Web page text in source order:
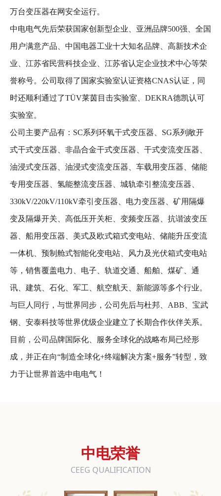
万台变压器在网安全运行。
中电电气先后荣获国家创新型企业、亚洲品牌500强、全国
用户满意产品、中国电器工业十大知名品牌、高新技术企
业、江苏省民营科技企业、江苏省认定企业技术中心等荣
誉称号。公司取得了国家实验室认证资格CNAS认证，同
时还顺利通过了TÜV莱茵目击实验室、DEKRA德凯认可
实验室。
公司主要产品有：SC系列环氧干式变压器、SG系列敞开
式干式变压器、非晶合金干式变压器、干式变流变压器、
油浸式变压器、油浸式变流变压器、车载用变压器、储能
专用变压器、氢能整流变压器、城轨牵引整流变压器、
330kV/220kV/110kV牵引变压器、电力变压器、矿用隔爆
变及隔爆开关、高低压开关柜、变频变压器、抗谐波变压
器、船用变压器、美式及欧式箱式变电站、储能升压变流
一体机、预制舱式智能化变电站、风力及光伏箱式变电站
等，销售覆盖电力、电子、轨道交通、船舶、煤矿、通
讯、建筑、石化、军工、航空航天、新能源等多个行业。
与巨人同行，与世界同步，公司先后与杜邦、ABB、宝武
钢、安泰科技等世界优级企业建立了长期合作伙伴关系。
目前，公司品牌国际化、服务全球化的战略布局已经形
成，并正在向“制造全球化+终端解决方案+服务”转型，致
力于让世界首选中电电气！
中电荣誉
CEEG QUALIFICATION